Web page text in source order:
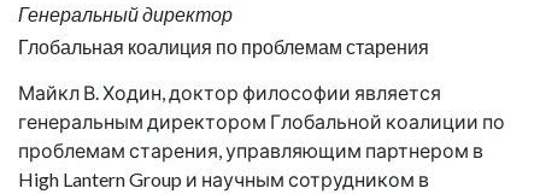
Генеральный директор
Глобальная коалиция по проблемам старения
Майкл В. Ходин, доктор философии является
генеральным директором Глобальной коалиции по
проблемам старения, управляющим партнером в
High Lantern Group и научным сотрудником в